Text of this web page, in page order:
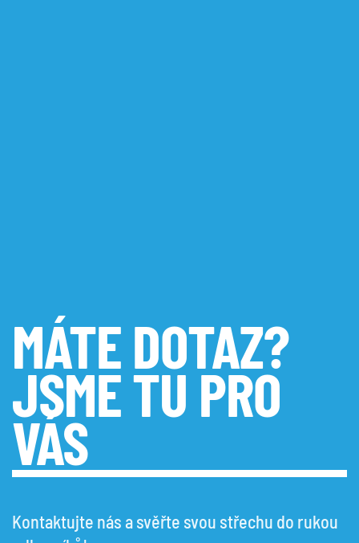
MÁTE DOTAZ?
JSME TU PRO
VÁS
Kontaktujte nás a svěřte svou střechu do rukou